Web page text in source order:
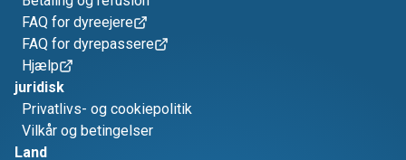
FAQ for dyreejere
FAQ for dyrepassere
Hjælp
juridisk
Privatlivs- og cookiepolitik
Vilkår og betingelser
Land